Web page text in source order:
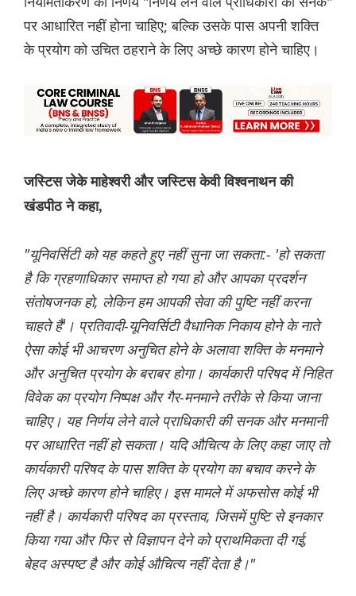
पर आधारित नहीं होना चाहिए; बल्कि उसके पास अपनी शक्ति
के प्रयोग को उचित ठहराने के लिए अच्छे कारण होने चाहिए।
जस्टिस जेके माहेश्वरी और जस्टिस केवी विश्वनाथन की
खंडपीठ ने कहा,
"यूनिवर्सिटी को यह कहते हुए नहीं सुना जा सकता:- 'हो सकता
है कि ग्रहणाधिकार समाप्त हो गया हो और आपका प्रदर्शन
संतोषजनक हो, लेकिन हम आपकी सेवा की पुष्टि नहीं करना
चाहते हैं'। प्रतिवादी-यूनिवर्सिटी वैधानिक निकाय होने के नाते
ऐसा कोई भी आचरण अनुचित होने के अलावा शक्ति के मनमाने
और अनुचित प्रयोग के बराबर होगा। कार्यकारी परिषद में निहित
विवेक का प्रयोग निष्पक्ष और गैर-मनमाने तरीके से किया जाना
चाहिए। यह निर्णय लेने वाले प्राधिकारी की सनक और मनमानी
पर आधारित नहीं हो सकता। यदि औचित्य के लिए कहा जाए तो
कार्यकारी परिषद के पास शक्ति के प्रयोग का बचाव करने के
लिए अच्छे कारण होने चाहिए। इस मामले में अफसोस कोई भी
नहीं है। कार्यकारी परिषद का प्रस्ताव, जिसमें पुष्टि से इनकार
किया गया और फिर से विज्ञापन देने को प्राथमिकता दी गई,
बेहद अस्पष्ट है और कोई औचित्य नहीं देता है।"